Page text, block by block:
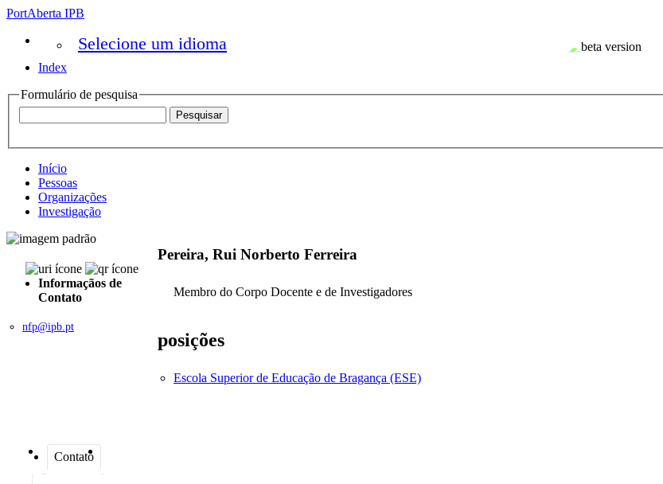
PortAberta IPB
Selecione um idioma
Index
Formulário de pesquisa
Início
Pessoas
Organizações
Investigação
Informaçãos de
Contato
nfp@ipb.pt
Pereira, Rui Norberto Ferreira
Membro do Corpo Docente e de Investigadores
posições
Escola Superior de Educação de Bragança (ESE)
Contato